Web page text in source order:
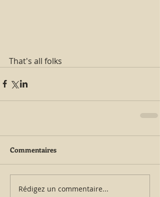
That's all folks
Commentaires
Rédigez un commentaire...